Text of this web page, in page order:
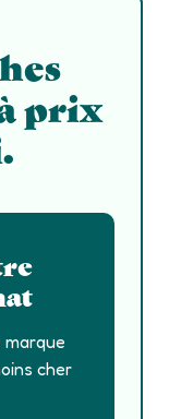
prix
marque
cher